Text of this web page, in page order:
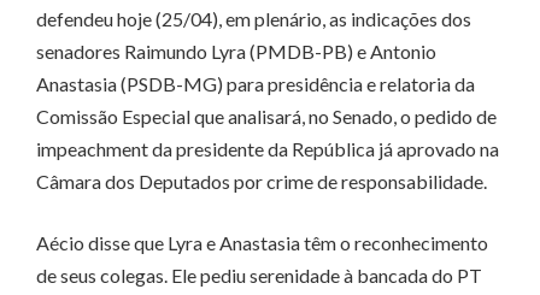
defendeu hoje (25/04), em plenário, as indicações dos
senadores Raimundo Lyra (PMDB-PB) e Antonio
Anastasia (PSDB-MG) para presidência e relatoria da
Comissão Especial que analisará, no Senado, o pedido de
impeachment da presidente da República já aprovado na
Câmara dos Deputados por crime de responsabilidade.
Aécio disse que Lyra e Anastasia têm o reconhecimento
de seus colegas. Ele pediu serenidade à bancada do PT